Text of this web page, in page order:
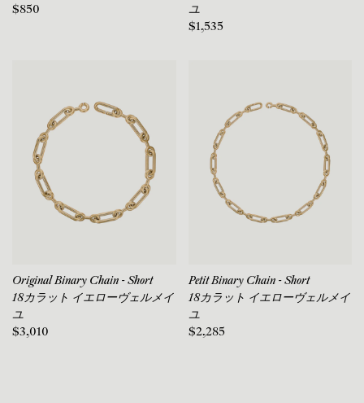
$850
ユ
$1,535
Original Binary Chain - Short
18カラット イエローヴェルメイ
ユ
$3,010
Petit Binary Chain - Short
18カラット イエローヴェルメイ
ユ
$2,285